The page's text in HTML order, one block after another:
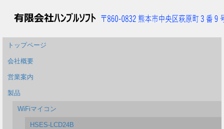
トップページ
会社概要
営業案内
製品
WiFiマイコン
HSES-LCD24B